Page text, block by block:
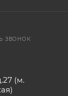
ЗВОНОК
(м.